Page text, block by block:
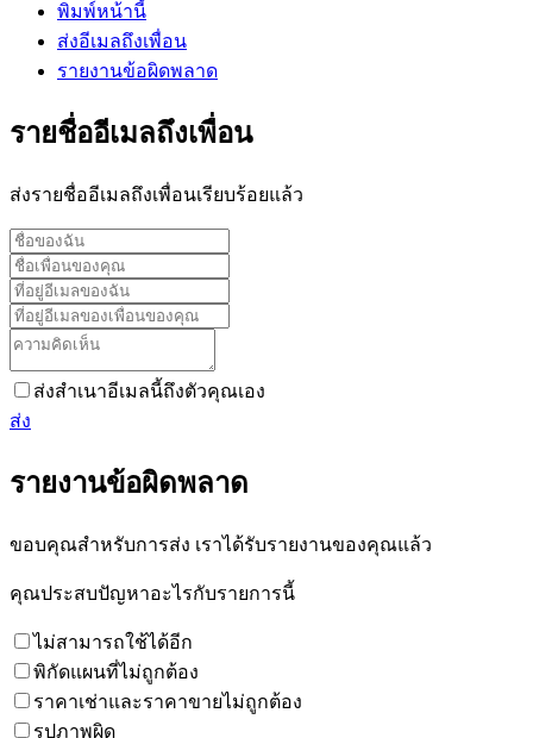
พิมพ์หน้านี้
ส่งอีเมลถึงเพื่อน
รายงานข้อผิดพลาด
รายชื่ออีเมลถึงเพื่อน
ส่งรายชื่ออีเมลถึงเพื่อนเรียบร้อยแล้ว
ส่งสำเนาอีเมลนี้ถึงตัวคุณเอง
ส่ง
รายงานข้อผิดพลาด
ขอบคุณสำหรับการส่ง เราได้รับรายงานของคุณแล้ว
คุณประสบปัญหาอะไรกับรายการนี้
ไม่สามารถใช้ได้อีก
พิกัดแผนที่ไม่ถูกต้อง
ราคาเช่าและราคาขายไม่ถูกต้อง
รูปภาพผิด